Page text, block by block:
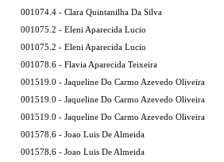
001074.4 - Clara Quintanilha Da Silva
001075.2 - Eleni Aparecida Lucio
001075.2 - Eleni Aparecida Lucio
001078.6 - Flavia Aparecida Teixeira
001519.0 - Jaqueline Do Carmo Azevedo Oliveira
001519.0 - Jaqueline Do Carmo Azevedo Oliveira
001519.0 - Jaqueline Do Carmo Azevedo Oliveira
001578.6 - Joao Luis De Almeida
001578.6 - Joao Luis De Almeida